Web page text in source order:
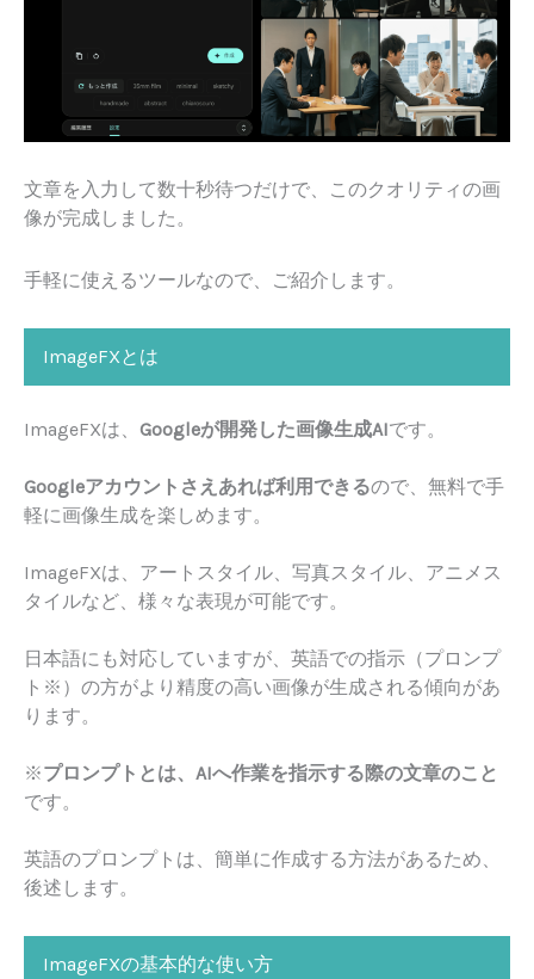
文章を入力して数十秒待つだけで、このクオリティの画
像が完成しました。
手軽に使えるツールなので、ご紹介します。
ImageFXとは
ImageFXは、 Googleが開発した画像生成AIです。
Googleアカウントさえあれば利用できるので、無料で手
軽に画像生成を楽しめます。
ImageFXは、アートスタイル、写真スタイル、アニメス
タイルなど、様々な表現が可能です。
日本語にも対応していますが、英語での指示（プロンプ
ト※）の方がより精度の高い画像が生成される傾向があ
ります。
※プロンプトとは、AIへ作業を指示する際の文章のこと
です。
英語のプロンプトは、簡単に作成する方法があるため、
後述します。
ImageFXの基本的な使い方